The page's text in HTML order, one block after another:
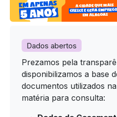
Dados abertos
Prezamos pela
disponibilizamos a base
documentos utilizados
matéria para consulta: